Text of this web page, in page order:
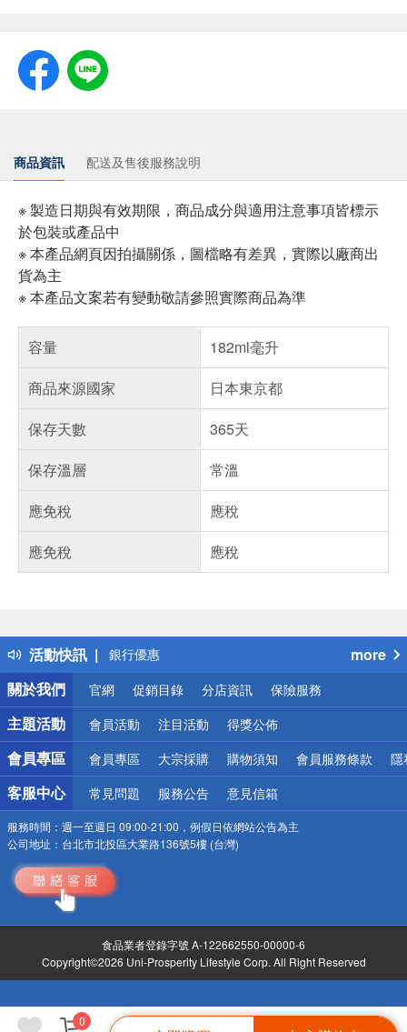
0
商品資訊 配送及售後服務說明
※ 製造日期與有效期限，商品成分與適用注意事項皆標示
於包裝或產品中
※ 本產品網頁因拍攝關係，圖檔略有差異，實際以廠商出
貨為主
※ 本產品文案若有變動敬請參照實際商品為準
容量
182ml毫升
商品來源國家
日本東京都
保存天數
365天
保存溫層
常溫
應免稅
應稅
應免稅
應稅
活動快訊
偏遠地區配送
熱門話題
銀行優惠
偏遠地區配送
詐騙網頁！請小心！
more
關於我們
官網 促銷目錄 分店資訊 保險服務
主題活動 會員活動 注目活動 得獎公佈
會員專區 會員專區 大宗採購 購物須知 會員服務條款 隱
客服中心 常見問題 服務公告 意見信箱
服務時間： 週一至週日 09:00-21:00，例假日依網站公告為主
公司地址： 台北市北投區大業路136號5樓 (台灣)
食品業者登錄字號 A-122662550-00000-6
Copyright©2026 Uni-Prosperity Lifestyle Corp. All Right Reserved